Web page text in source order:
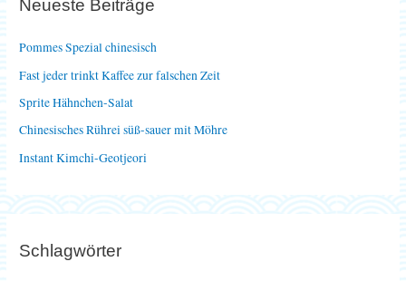
n
c
h
:
Neueste Beiträge
Pommes Spezial chinesisch
Fast jeder trinkt Kaffee zur falschen Zeit
Sprite Hähnchen-Salat
Chinesisches Rührei süß-sauer mit Möhre
Instant Kimchi-Geotjeori
Schlagwörter